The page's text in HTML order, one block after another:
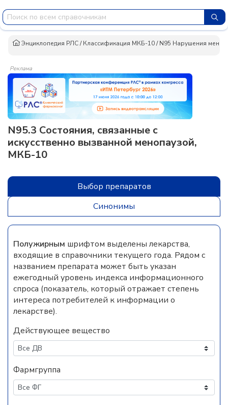
Энциклопедия РЛС/Классификация МКБ-10/N95 Нарушения
Реклама
N95.3 Состояния, связанные с
искусственно вызванной менопаузой,
МКБ-10
Выбор препаратов
Синонимы
Полужирным шрифтом выделены лекарства,
входящие в справочники текущего года. Рядом с
названием препарата может быть указан
ежегодный уровень индекса информационного
спроса (показатель, который отражает степень
интереса потребителей к информации о
лекарстве).
Действующее вещество
Фармгруппа